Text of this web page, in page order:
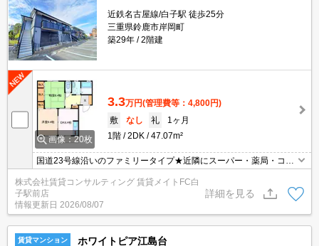
近鉄名古屋線/白子駅 徒歩25分
三重県鈴鹿市岸岡町
築29年
2階建
画像：20枚
3.3万円(管理費等：4,800円)
敷
なし 礼
1ヶ月
1階
2DK 47.07m²
国道23号線沿いのファミリータイプ★近隣にスーパー・薬局・コン
株式会社賃貸コンサルティング 賃貸メイトFC白
子駅前店
情報更新日 2026/08/07
詳細を見る
賃貸マンション ホワイトピア江島台